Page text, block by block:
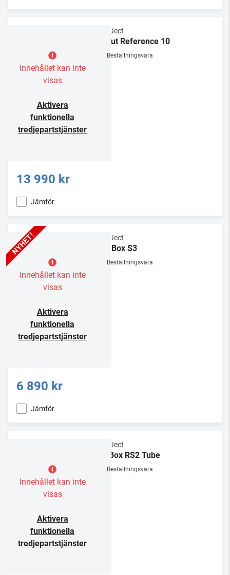
Innehållet kan inte
visas
Aktivera
funktionella
tredjepartstjänster
Pro-Ject
Debut Reference 10
Beställningsvara
13 990 kr
Jämför
Innehållet kan inte
visas
Aktivera
funktionella
tredjepartstjänster
Pro-Ject
Pre Box S3
Beställningsvara
6 890 kr
Jämför
Innehållet kan inte
visas
Aktivera
funktionella
tredjepartstjänster
Pro-Ject
CD Box RS2 Tube
Beställningsvara